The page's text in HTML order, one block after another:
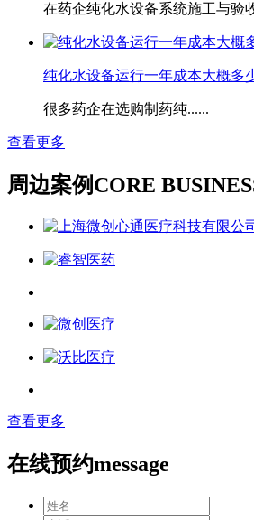
在药企纯化水设备系统施工与验
纯化水设备运行一年成本大概多
很多药企在选购制药纯......
查看更多
周边案例CORE
查看更多
在线预约message